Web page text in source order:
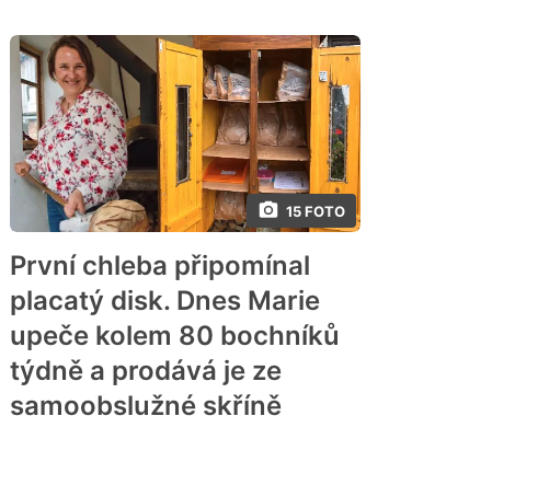
15 FOTO
První chleba připomínal
placatý disk. Dnes Marie
upeče kolem 80 bochníků
týdně a prodává je ze
samoobslužné skříně